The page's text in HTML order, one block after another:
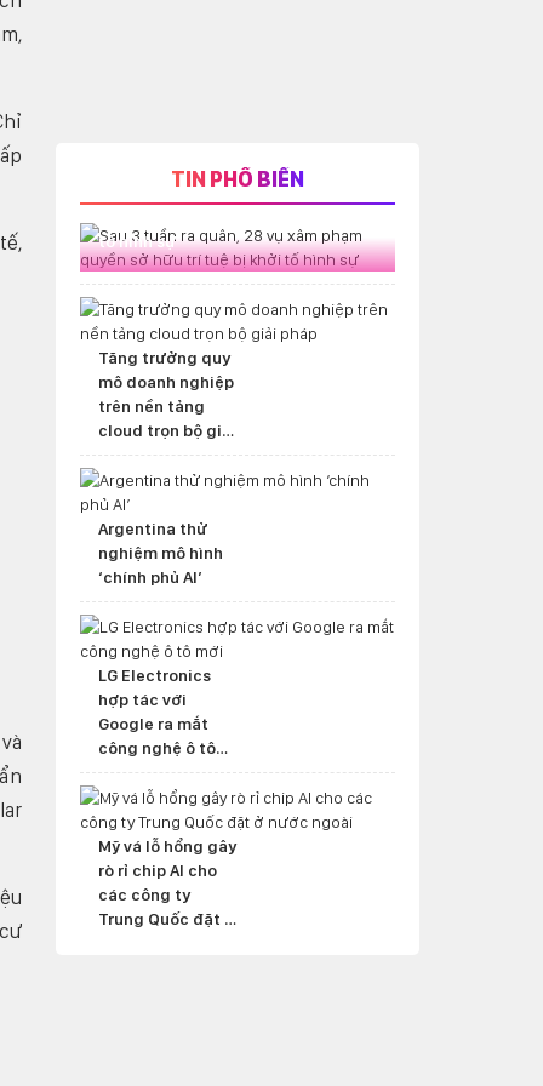
TIN PHỔ BIẾN
Sau 3 tuần ra quân, 28 vụ xâm
tố hình sự
Tăng trưởng quy
mô doanh nghiệp
trên nền tảng
cloud trọn bộ giải
pháp
Argentina thử
nghiệm mô hình
‘chính phủ AI’
LG Electronics
hợp tác với
Google ra mắt
công nghệ ô tô
mới
Mỹ vá lỗ hổng gây
rò rỉ chip AI cho
các công ty
Trung Quốc đặt ở